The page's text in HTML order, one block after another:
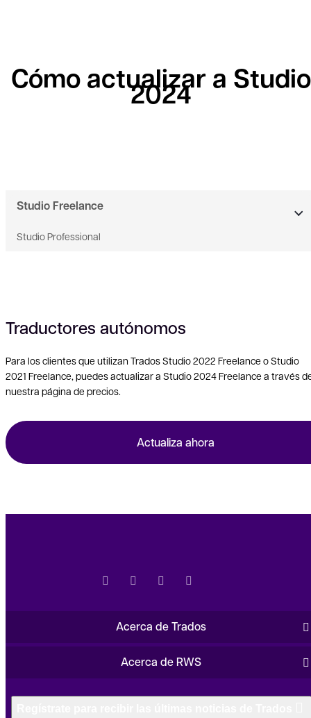
Cómo actualizar a Studio
2024
Studio Freelance
Studio Professional
Traductores autónomos
Para los clientes que utilizan Trados Studio 2022 Freelance o Studio
2021 Freelance, puedes actualizar a Studio 2024 Freelance a través
nuestra página de precios.
Actualiza ahora
Acerca de Trados
Acerca de RWS